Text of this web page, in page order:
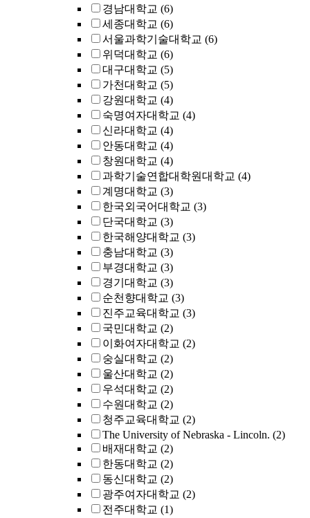
경남대학교 (6)
세종대학교 (6)
서울과학기술대학교 (6)
위덕대학교 (6)
대구대학교 (5)
가천대학교 (5)
강원대학교 (4)
숙명여자대학교 (4)
신라대학교 (4)
안동대학교 (4)
창원대학교 (4)
과학기술연합대학원대학교 (4)
계명대학교 (3)
한국외국어대학교 (3)
단국대학교 (3)
한국해양대학교 (3)
충남대학교 (3)
부경대학교 (3)
경기대학교 (3)
순천향대학교 (3)
진주교육대학교 (3)
국민대학교 (2)
이화여자대학교 (2)
숭실대학교 (2)
울산대학교 (2)
우석대학교 (2)
수원대학교 (2)
청주교육대학교 (2)
The University of Nebraska - Lincoln. (2)
배재대학교 (2)
한동대학교 (2)
동신대학교 (2)
광주여자대학교 (2)
전주대학교 (1)